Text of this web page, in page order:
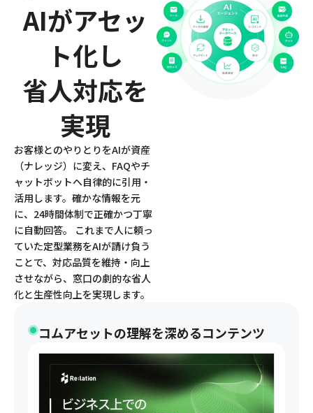
AIがアセッ
ト化し
省人対応を
実現
お客様とのやりとりをAIが資産
（ナレッジ）に変え、FAQやチ
ャットボットへ自律的に引用・
活用します。確かな情報を元
に、24時間体制で正確かつ丁寧
に自動回答。 これまで人に頼っ
ていた定型業務をAIが請け負う
ことで、対応品質を維持・向上
させながら、窓口の劇的な省人
化と生産性向上を実現します。
コムアセットの理解を深めるコンテンツ